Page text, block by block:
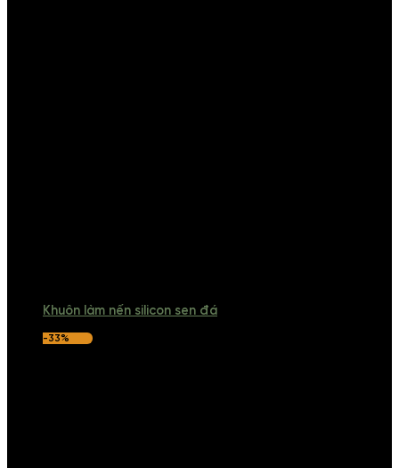
Khuôn làm nến silicon sen đá
-33%